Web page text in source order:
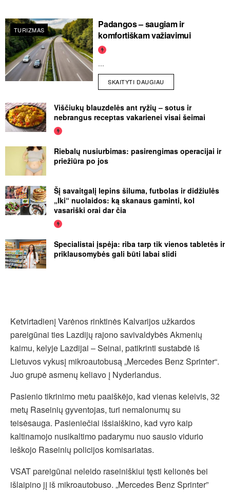
TURIZMAS
Padangos – saugiam ir
komfortiškam važiavimui
...
SKAITYTI DAUGIAU
Viščiukų blauzdelės ant ryžių – sotus ir
nebrangus receptas vakarienei visai šeimai
Riebalų nusiurbimas: pasirengimas operacijai ir
priežiūra po jos
Šį savaitgalį lepins šiluma, futbolas ir didžiulės
„Iki“ nuolaidos: ką skanaus gaminti, kol
vasariški orai dar čia
Specialistai įspėja: riba tarp tik vienos tabletės ir
priklausomybės gali būti labai slidi
Ketvirtadienį Varėnos rinktinės Kalvarijos užkardos
pareigūnai ties Lazdijų rajono savivaldybės Akmenių
kaimu, kelyje Lazdijai – Seinai, patikrinti sustabdė iš
Lietuvos vykusį mikroautobusą „Mercedes Benz Sprinter“.
Juo grupė asmenų keliavo į Nyderlandus.
Pasienio tikrinimo metu paaiškėjo, kad vienas keleivis, 32
metų Raseinių gyventojas, turi nemalonumų su
teisėsauga. Pasieniečiai išsiaiškino, kad vyro kaip
kaltinamojo nusikaltimo padarymu nuo sausio vidurio
ieškojo Raseinių policijos komisariatas.
VSAT pareigūnai neleido raseiniškiui tęsti kelionės bei
išlaipino jį iš mikroautobuso. „Mercedes Benz Sprinter”